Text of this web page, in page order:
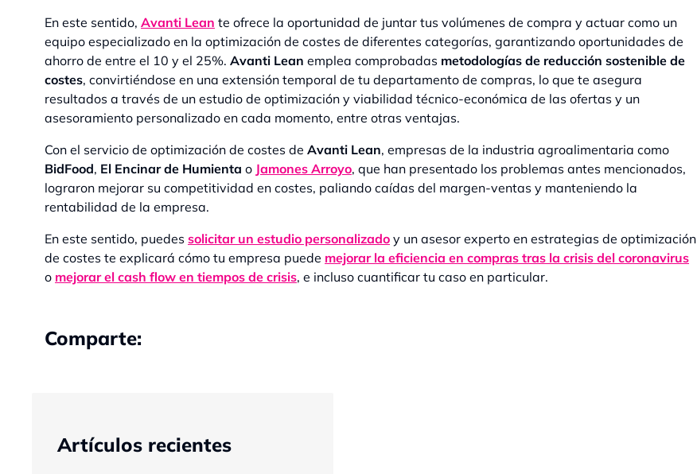
En este sentido, Avanti Lean te ofrece la oportunidad de juntar tus volúmenes de compra y actuar como un
equipo especializado en la optimización de costes de diferentes categorías, garantizando oportunidades de
ahorro de entre el 10 y el 25%. Avanti Lean emplea comprobadas metodologías de reducción sostenible de
costes, convirtiéndose en una extensión temporal de tu departamento de compras, lo que te asegura
resultados a través de un estudio de optimización y viabilidad técnico-económica de las ofertas y un
asesoramiento personalizado en cada momento, entre otras ventajas.
Con el servicio de optimización de costes de Avanti Lean, empresas de la industria agroalimentaria como
BidFood, El Encinar de Humienta o Jamones Arroyo, que han presentado los problemas antes mencionados,
lograron mejorar su competitividad en costes, paliando caídas del margen-ventas y manteniendo la
rentabilidad de la empresa.
En este sentido, puedes solicitar un estudio personalizado y un asesor experto en estrategias de optimización
de costes te explicará cómo tu empresa puede mejorar la eficiencia en compras tras la crisis del coronavirus
o mejorar el cash flow en tiempos de crisis, e incluso cuantificar tu caso en particular.
Comparte:
Artículos recientes